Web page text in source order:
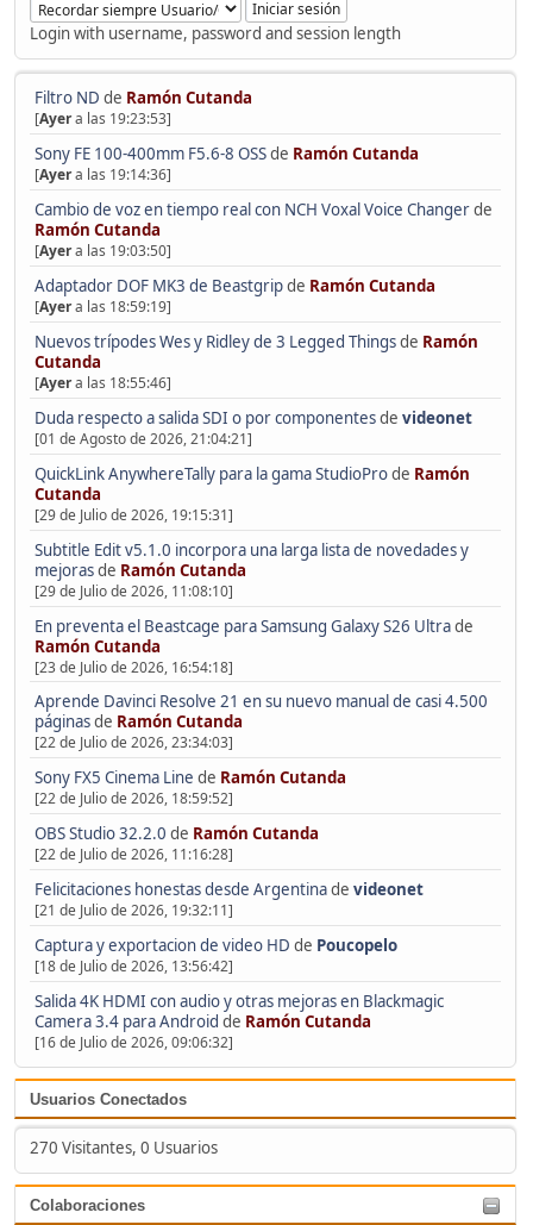
Login with username, password and session length
Filtro ND de Ramón Cutanda
[Ayera las 19:23:53]
Sony FE 100-400mm F5.6-8 OSSde Ramón Cutanda
[Ayera las 19:14:36]
Cambio de voz en tiempo real con NCH Voxal Voice Changerde
Ramón Cutanda
[Ayera las 19:03:50]
Adaptador DOF MK3 de Beastgripde Ramón Cutanda
[Ayera las 18:59:19]
Nuevos trípodes Wes y Ridley de 3 Legged Thingsde Ramón
Cutanda
[Ayera las 18:55:46]
Duda respecto a salida SDI o por componentesde videonet
[01 de Agosto de 2026, 21:04:21]
QuickLink AnywhereTally para la gama StudioProde Ramón
Cutanda
[29 de Julio de 2026, 19:15:31]
Subtitle Edit v5.1.0 incorpora una larga lista de novedades y
mejorasde Ramón Cutanda
[29 de Julio de 2026, 11:08:10]
En preventa el Beastcage para Samsung Galaxy S26 Ultrade
Ramón Cutanda
[23 de Julio de 2026, 16:54:18]
Aprende Davinci Resolve 21 en su nuevo manual de casi 4.500
páginasde Ramón Cutanda
[22 de Julio de 2026, 23:34:03]
Sony FX5 Cinema Line de Ramón Cutanda
[22 de Julio de 2026, 18:59:52]
OBS Studio 32.2.0 de Ramón Cutanda
[22 de Julio de 2026, 11:16:28]
Felicitaciones honestas desde Argentinade videonet
[21 de Julio de 2026, 19:32:11]
Captura y exportacion de video HD de Poucopelo
[18 de Julio de 2026, 13:56:42]
Salida 4K HDMI con audio y otras mejoras en Blackmagic
Camera 3.4 para Android de Ramón Cutanda
[16 de Julio de 2026, 09:06:32]
Usuarios Conectados
270 Visitantes, 0 Usuarios
Colaboraciones